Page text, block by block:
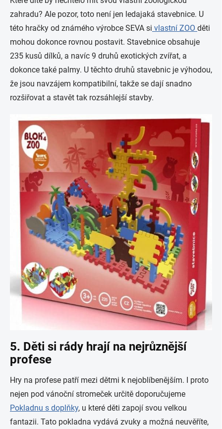
zahradu? Ale pozor, toto není jen ledajaká stavebnice. U
této hračky od známého výrobce SEVA si vlastní ZOO děti
mohou dokonce rovnou postavit. Stavebnice obsahuje
235 kusů dílků, a navíc 9 druhů exotických zvířat, a
dokonce také palmy. U těchto druhů stavebnic je výhodou,
že jsou navzájem kompatibilní, takže se dají snadno
rozšiřovat a stavět tak rozsáhlejší stavby.
5. Děti si rády hrají na nejrůznější
profese
Hry na profese patří mezi dětmi k nejoblíbenějším. I proto
nejen pod vánoční stromeček určitě doporučujeme
Pokladnu s doplňky, u které děti zapojí svou velkou
fantazii. Tato pokladna vydává zvuky a možná neuvěříte,